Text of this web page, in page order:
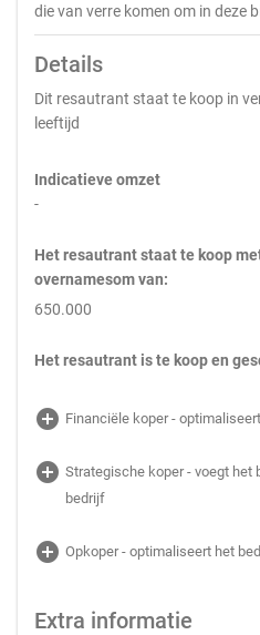
die van verre komen om in deze
Details
Dit resautrant staat te koop in
leeftijd
Indicatieve omzet
-
Het resautrant staat te koop
overnamesom van:
650.000
Het resautrant is te koop en
add_circle Financiële koper -
add_circle Strategische koper - voegt het
bedrijf
add_circle Opkoper - optimaliseert het
Extra informatie